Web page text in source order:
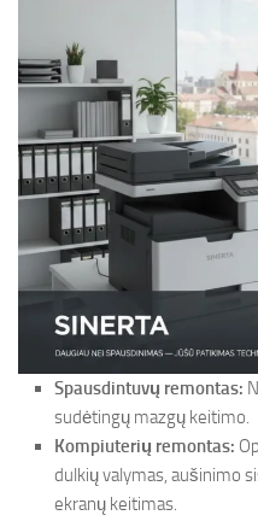
Spausdintuvų remontas:
sudėtingų mazgų keitimo.
Kompiuterių remontas:
dulkių valymas, aušinimo
ekranų keitimas.